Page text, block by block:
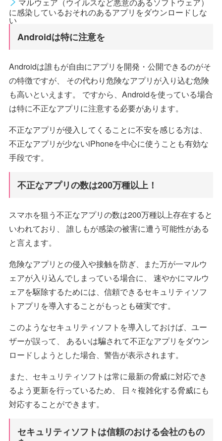
マルウェア（ウイルスなど悪意のあるソフトウェア）
に感染しているおそれのあるアプリをダウンロードしな
い
Androidは特に注意を
Androidは誰もが自由にアプリを開発・公開できるのがそ
の特徴ですが、 その代わり危険なアプリが入り込む危険
も高いといえます。 ですから、Androidを使っている場合
は特に不正なアプリに注意する必要があります。
不正なアプリが侵入してくることに不安を感じる方は、
不正なアプリが少ないiPhoneを中心に使うことも有効な
手段です。
不正なアプリの数は200万種以上！
スマホを狙う不正なアプリの数は200万種以上存在すると
いわれており、 誰しもが感染の被害に遭う可能性がある
と言えます。
危険なアプリとの侵入や接触を防ぎ、また万が一マルウ
ェアが入り込んでしまっている場合に、 速やかにマルウ
ェアを駆除するためには、信頼できるセキュリティソフ
トアプリを導入することがもっとも確実です。
このようなセキュリティソフトを導入しておけば、ユー
ザーが誤って、 あるいは騙されて不正なアプリをダウン
ロードしようとした場合、警告が表示されます。
また、セキュリティソフトは常に最新の脅威に対応でき
るよう更新を行っているため、 日々複雑化する脅威にも
対応することができます。
セキュリティソフトは信頼のおける会社のもの